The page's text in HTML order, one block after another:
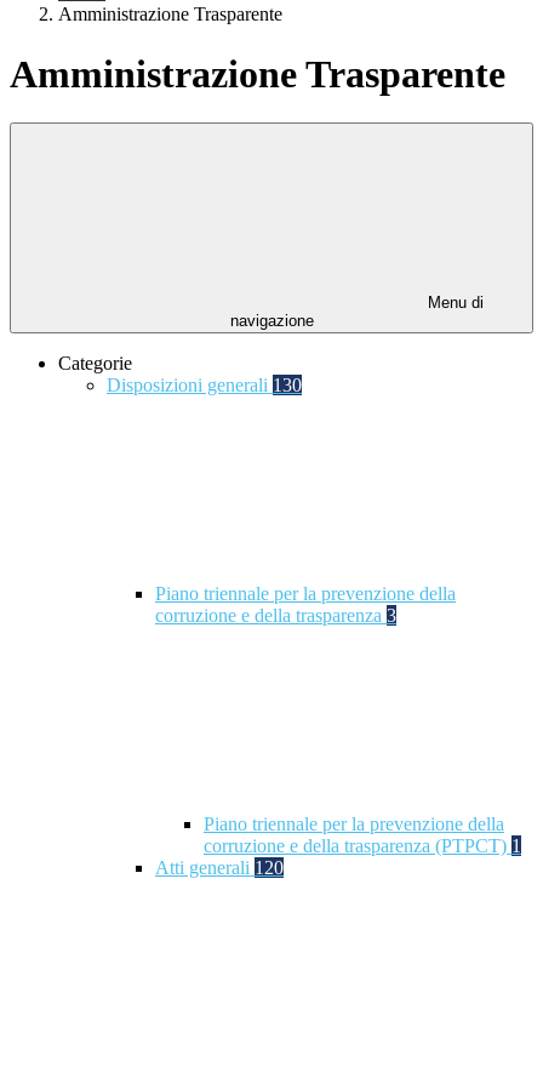
Amministrazione Trasparente
Amministrazione Trasparente
Menu di
navigazione
Categorie
Disposizioni generali 130
Piano triennale per la prevenzione della
corruzione e della trasparenza 3
Piano triennale per la prevenzione della
corruzione e della trasparenza (PTPCT) 1
Atti generali 120